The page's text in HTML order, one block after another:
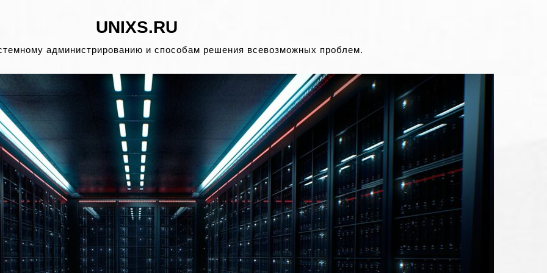
UNIXS.RU
администрированию и способам решения всевозможных проблем.